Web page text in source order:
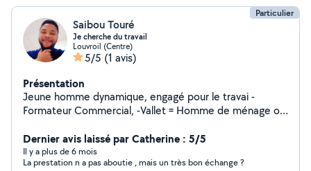
Particulier
Saibou Touré
Je cherche du travail
Louvroil (Centre)
5/5 (1 avis)
Présentation
Jeune homme dynamique, engagé pour le travai -
Formateur Commercial, -Vallet = Homme de ménage ou
Entretien voiture Lavage inter et extérieur Assistant
aide à domicile.
Dernier avis laissé par Catherine : 5/5
Il y a plus de 6 mois
La prestation n a pas aboutie , mais un très bon échange ?